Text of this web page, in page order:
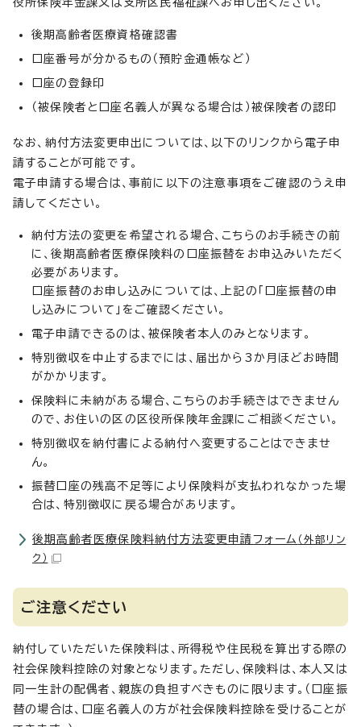
役所保険年金課又は支所区民福祉課へお申し出ください。
後期高齢者医療資格確認書
口座番号が分かるもの（預貯金通帳など）
口座の登録印
（被保険者と口座名義人が異なる場合は）被保険者の認印
なお、納付方法変更申出については、以下のリンクから電子申
請することが可能です。
電子申請する場合は、事前に以下の注意事項をご確認のうえ申
請してください。
納付方法の変更を希望される場合、こちらのお手続きの前
に、後期高齢者医療保険料の口座振替をお申込みいただく
必要があります。
口座振替のお申し込みについては、上記の「口座振替の申
し込みについて」をご確認ください。
電子申請できるのは、被保険者本人のみとなります。
特別徴収を中止するまでには、届出から3か月ほどお時間
がかかります。
保険料に未納がある場合、こちらのお手続きはできません
ので、お住いの区の区役所保険年金課にご相談ください。
特別徴収を納付書による納付へ変更することはできませ
ん。
振替口座の残高不足等により保険料が支払われなかった場
合は、特別徴収に戻る場合があります。
後期高齢者医療保険料納付方法変更申請フォーム （外部リン
ク）
ご注意ください
納付していただいた保険料は、所得税や住民税を算出する際の
社会保険料控除の対象となります。ただし、保険料は、本人又は
同一生計の配偶者、親族の負担すべきものに限ります。（口座振
替の場合は、口座名義人の方が社会保険料控除を受けることが